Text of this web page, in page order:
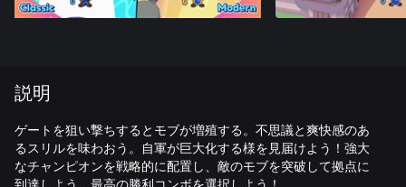
説明
ゲートを狙い撃ちするとモブが増殖する。不思議と爽快感のあ
るスリルを味わおう。自軍が巨大化する様を見届けよう！強大
なチャンピオンを戦略的に配置し、敵のモブを突破して拠点に
到達しよう。最高の勝利コンボを選択しよう！